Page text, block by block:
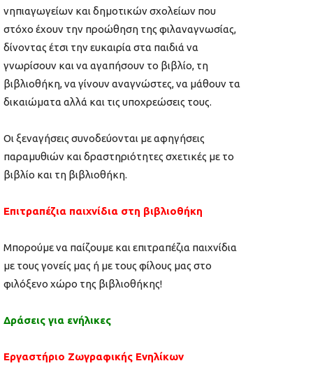
νηπιαγωγείων και δημοτικών σχολείων που
στόχο έχουν την προώθηση της φιλαναγνωσίας,
δίνοντας έτσι την ευκαιρία στα παιδιά να
γνωρίσουν και να αγαπήσουν το βιβλίο, τη
βιβλιοθήκη, να γίνουν αναγνώστες, να μάθουν τα
δικαιώματα αλλά και τις υποχρεώσεις τους.
Οι ξεναγήσεις συνοδεύονται με αφηγήσεις
παραμυθιών και δραστηριότητες σχετικές με το
βιβλίο και τη βιβλιοθήκη.
Επιτραπέζια παιχνίδια στη βιβλιοθήκη
Μπορούμε να παίζουμε και επιτραπέζια παιχνίδια
με τους γονείς μας ή με τους φίλους μας στο
φιλόξενο χώρο της βιβλιοθήκης!
Δράσεις για ενήλικες
Εργαστήριο Ζωγραφικής Ενηλίκων